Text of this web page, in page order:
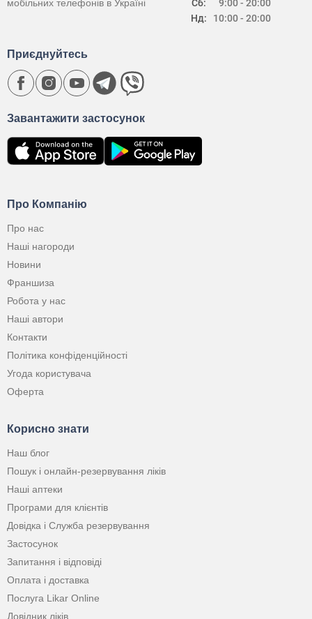
Сб:
Нд:
9:00 - 20:00
10:00 - 20:00
мобільних телефонів в Україні
Про Компанію
Про нас
Наші нагороди
Новини
Франшиза
Робота у нас
Наші автори
Контакти
Політика конфіденційності
Угода користувача
Оферта
Корисно знати
Наш блог
Пошук і онлайн-резервування ліків
Наші аптеки
Програми для клієнтів
Довідка і Служба резервування
Застосунок
Запитання і відповіді
Оплата і доставка
Послуга Likar Online
Довідник ліків
Завантажити застосунок
Приєднуйтесь